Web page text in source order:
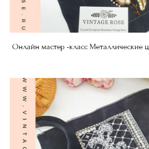
Онлайн мастер -класс Металлические